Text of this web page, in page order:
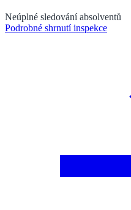
Neúplné sledování absolventů
Podrobné shrnutí inspekce